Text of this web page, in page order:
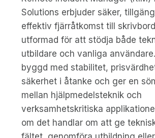
Solutions erbjuder säker,
effektiv fjärråtkomst till
utformad för att stödja både
utbildare och vanliga
byggd med stabilitet,
säkerhet i åtanke och ger en
mellan hjälpmedelsteknik och
verksamhetskritiska
om det handlar om att ge